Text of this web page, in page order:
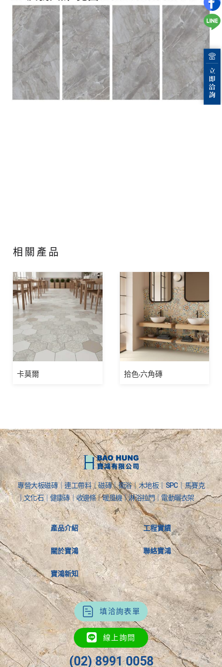
相關產品
卡莫爾 拾色-六角磚
專營大板磁磚｜連工帶料｜磁磚｜衛浴｜木地板｜SPC｜馬賽克
｜文化石｜健康磚｜收邊條｜暖風機｜淋浴拉門｜電動曬衣架
產品介紹
關於寶鴻
寶鴻新知
工程實績
聯絡寶鴻
填洽詢表單
線上詢問
(02) 8991 0058